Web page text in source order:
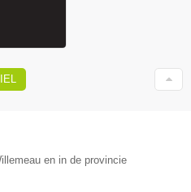
en in de provincie